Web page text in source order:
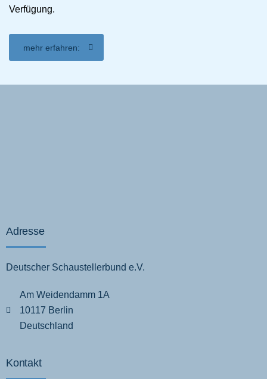
Verfügung.
mehr erfahren:
Adresse
Deutscher Schaustellerbund e.V.
Am Weidendamm 1A
10117 Berlin
Deutschland
Kontakt